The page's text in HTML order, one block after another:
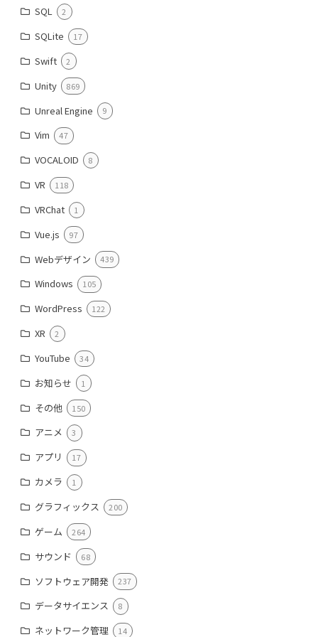
SQL 2
SQLite 17
Swift 2
Unity 869
Unreal Engine 9
Vim 47
VOCALOID 8
VR 118
VRChat 1
Vue.js 97
Webデザイン 439
Windows 105
WordPress 122
XR 2
YouTube 34
お知らせ 1
その他 150
アニメ 3
アプリ 17
カメラ 1
グラフィックス 200
ゲーム 264
サウンド 68
ソフトウェア開発 237
データサイエンス 8
ネットワーク管理 14